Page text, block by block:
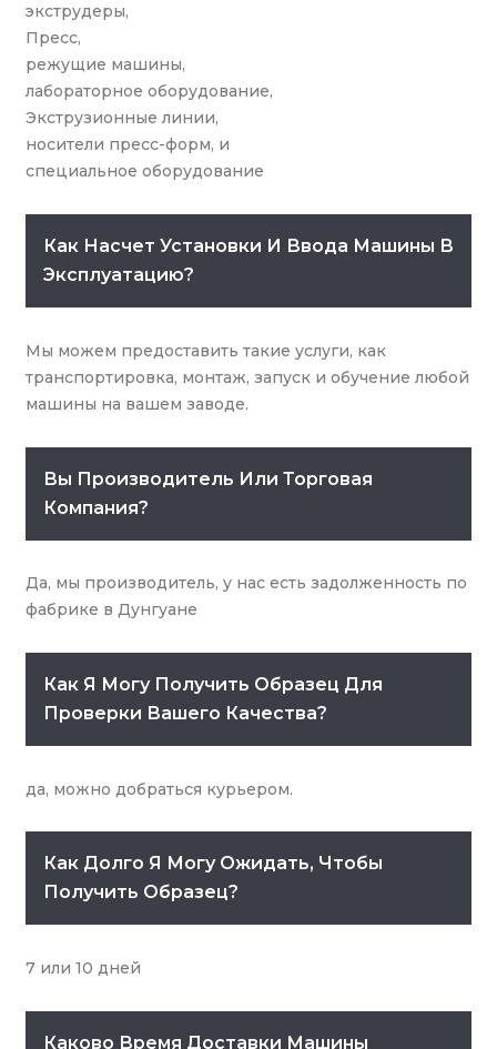
экструдеры,
Пресс,
режущие машины,
лабораторное оборудование,
Экструзионные линии,
носители пресс-форм, и
специальное оборудование
Как Насчет Установки И Ввода Машины В
Эксплуатацию?
Мы можем предоставить такие услуги, как
транспортировка, монтаж, запуск и обучение любой
машины на вашем заводе.
Вы Производитель Или Торговая
Компания?
Да, мы производитель, у нас есть задолженность по
фабрике в Дунгуане
Как Я Могу Получить Образец Для
Проверки Вашего Качества?
да, можно добраться курьером.
Как Долго Я Могу Ожидать, Чтобы
Получить Образец?
7 или 10 дней
Каково Время Доставки Машины